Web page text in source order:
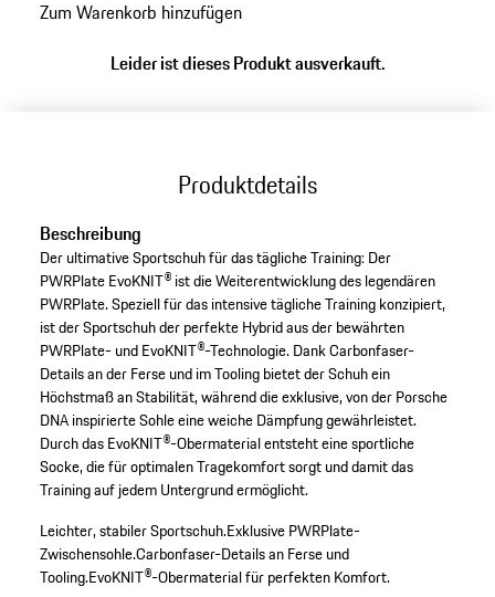
Varianten
Zum Warenkorb hinzufügen
Leider ist dieses Produkt ausverkauft.
Produktdetails
Beschreibung
Der ultimative Sportschuh für das tägliche Training: Der
PWRPlate EvoKNIT® ist die Weiterentwicklung des legendären
PWRPlate. Speziell für das intensive tägliche Training konzipiert,
ist der Sportschuh der perfekte Hybrid aus der bewährten
PWRPlate- und EvoKNIT®-Technologie. Dank Carbonfaser-
Details an der Ferse und im Tooling bietet der Schuh ein
Höchstmaß an Stabilität, während die exklusive, von der Porsche
DNA inspirierte Sohle eine weiche Dämpfung gewährleistet.
Durch das EvoKNIT®-Obermaterial entsteht eine sportliche
Socke, die für optimalen Tragekomfort sorgt und damit das
Training auf jedem Untergrund ermöglicht.
Leichter, stabiler Sportschuh.Exklusive PWRPlate-
Zwischensohle.Carbonfaser-Details an Ferse und
Tooling.EvoKNIT®-Obermaterial für perfekten Komfort.